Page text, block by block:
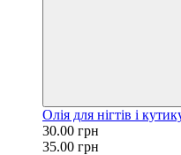
Олія для нігтів і
30.00 грн
35.00 грн